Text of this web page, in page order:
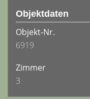
Objektdaten
Objekt-Nr.
6919
Zimmer
3